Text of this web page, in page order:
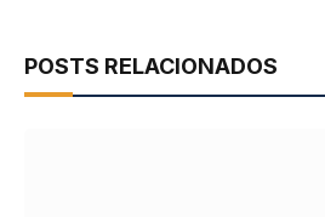
POSTS RELACIONADOS